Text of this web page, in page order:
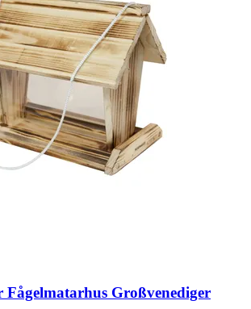
Fågelmatarhus Großvenediger